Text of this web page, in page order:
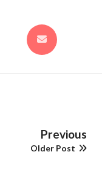
Previous
Older Post